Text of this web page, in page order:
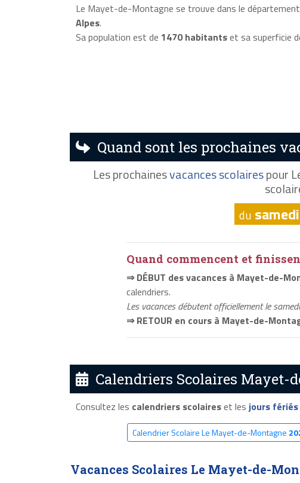
Le Mayet-de-Montagne se trouve dans le département
Alpes.
Sa population est de 1470 habitantset sa superficie
Quand sont les prochaines
Les prochainesvacances scolairespour
du
Quand commencent et
⇒ DÉBUT des vacances à Mayet-de-
calendriers.
Les vacances débutent officiellement le
⇒ RETOUR en cours à Mayet-de-
Calendriers Scolaires Mayet-
Consultez les calendriers scolaireset les jours fériés
Calendrier Scolaire Le Mayet-de-Montagne
Vacances Scolaires Le Mayet-de-